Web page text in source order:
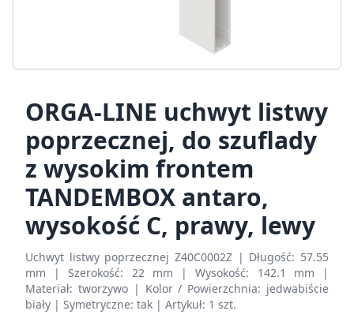
ORGA-LINE uchwyt listwy
poprzecznej, do szuflady
z wysokim frontem
TANDEMBOX antaro,
wysokość C, prawy, lewy
Uchwyt listwy poprzecznej Z40C0002Z | Długość: 57.55
mm | Szerokość: 22 mm | Wysokość: 142.1 mm |
Materiał: tworzywo | Kolor / Powierzchnia: jedwabiście
biały | Symetryczne: tak | Artykuł: 1 szt.